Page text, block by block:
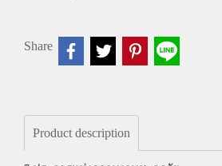
Share
Product description